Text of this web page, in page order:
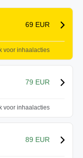
69 EUR
voor inhaalacties
79 EUR
voor inhaalacties
89 EUR